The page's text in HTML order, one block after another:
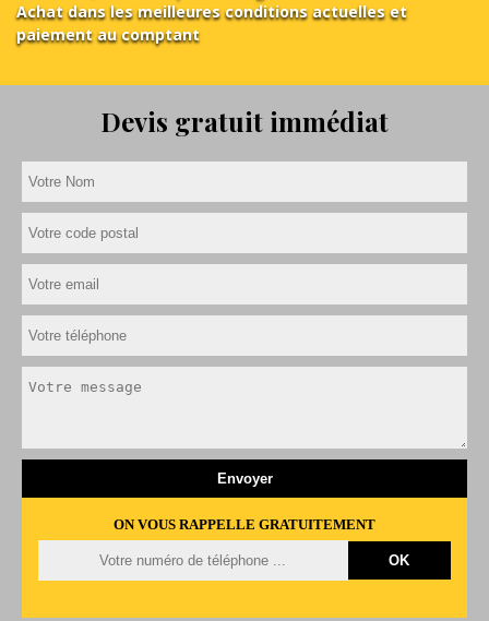
Achat dans les meilleures conditions actuelles et
paiement au comptant
Devis gratuit immédiat
ON VOUS RAPPELLE GRATUITEMENT